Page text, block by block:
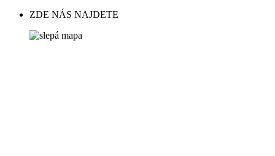
ZDE NÁS NAJDETE